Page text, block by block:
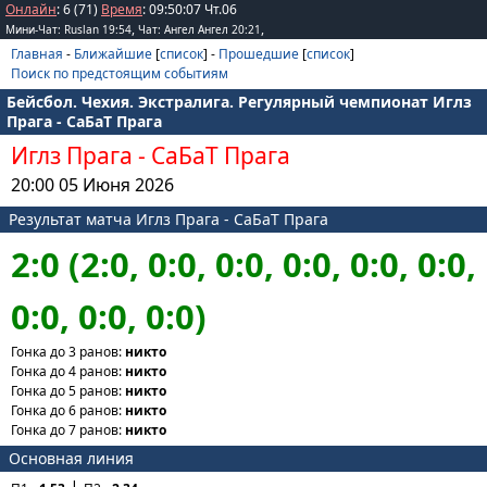
Онлайн: 6 (71) Время:09:50:07 Чт.06
Мини-Чат: Ruslan 19:54, Чат: Ангел Ангел 20:21 ,
Главная - Ближайшие [список] - Прошедшие [список]
Поиск по предстоящим событиям
Бейсбол. Чехия. Экстралига. Регулярный чемпионат Иглз
Прага - СаБаТ Прага
Иглз Прага - СаБаТ Прага
20:00 05 Июня 2026
Результат матча Иглз Прага - СаБаТ Прага
2:0 (2:0, 0:0, 0:0, 0:0, 0:0, 0:0,
0:0, 0:0, 0:0)
Гонка до 3 ранов: никто
Гонка до 4 ранов: никто
Гонка до 5 ранов: никто
Гонка до 6 ранов: никто
Гонка до 7 ранов: никто
Основная линия